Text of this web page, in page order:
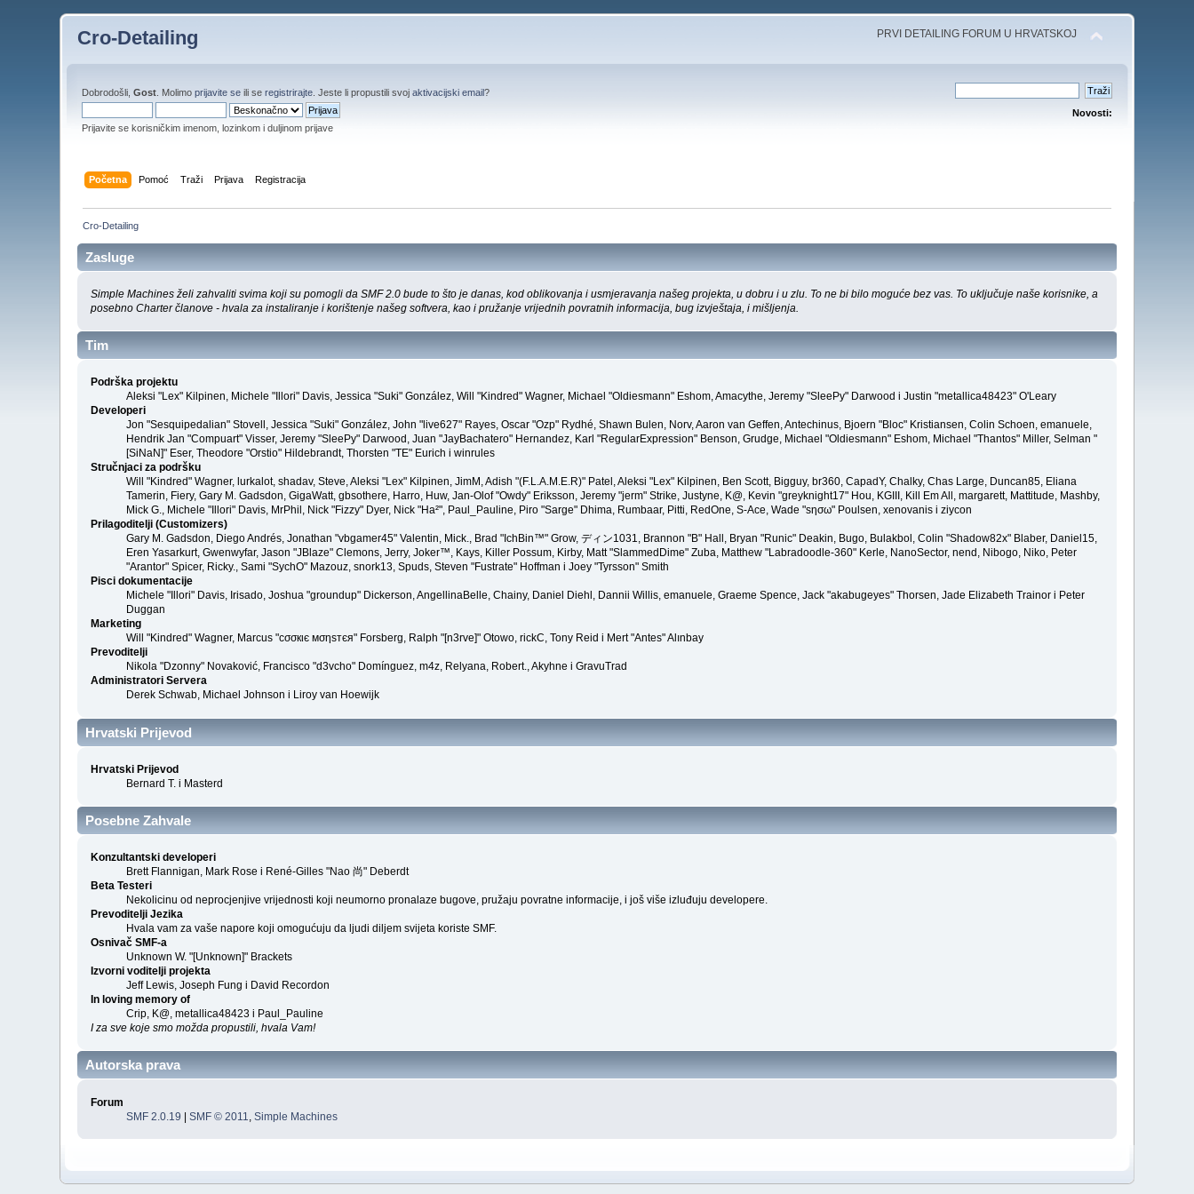
Cro-Detailing PRVI DETAILING FORUM U HRVATSKOJ
Dobrodošli,Gost . Molimoprijavite se ili seregistrirajte . Jeste li propustili svojaktivacijski email?
Prijavite se korisničkim imenom, lozinkom i duljinom prijave
Novosti:
Početna Pomoć Traži Prijava Registracija
Cro-Detailing
Zasluge
Simple Machines želi zahvaliti svima koji su pomogli da SMF 2.0 bude to što je danas, kod oblikovanja i usmjeravanja našeg projekta, u dobru i u zlu. To ne bi bilo moguće bez vas. To uključuje naše korisnike, a
posebno Charter članove - hvala za instaliranje i korištenje našeg softvera, kao i pružanje vrijednih povratnih informacija, bug izvještaja, i mišljenja.
Tim
Podrška projektu
Aleksi "Lex" Kilpinen, Michele "Illori" Davis, Jessica "Suki" González, Will "Kindred" Wagner, Michael "Oldiesmann" Eshom, Amacythe, Jeremy "SleePy" Darwood i Justin "metallica48423" O'Leary
Developeri
Jon "Sesquipedalian" Stovell, Jessica "Suki" González, John "live627" Rayes, Oscar "Ozp" Rydhé, Shawn Bulen, Norv, Aaron van Geffen, Antechinus, Bjoern "Bloc" Kristiansen, Colin Schoen, emanuele,
Hendrik Jan "Compuart" Visser, Jeremy "SleePy" Darwood, Juan "JayBachatero" Hernandez, Karl "RegularExpression" Benson, Grudge, Michael "Oldiesmann" Eshom, Michael "Thantos" Miller, Selman "
[SiNaN]" Eser, Theodore "Orstio" Hildebrandt, Thorsten "TE" Eurich i winrules
Stručnjaci za podršku
Will "Kindred" Wagner, lurkalot, shadav, Steve, Aleksi "Lex" Kilpinen, JimM, Adish "(F.L.A.M.E.R)" Patel, Aleksi "Lex" Kilpinen, Ben Scott, Bigguy, br360, CapadY, Chalky, Chas Large, Duncan85, Eliana
Tamerin, Fiery, Gary M. Gadsdon, GigaWatt, gbsothere, Harro, Huw, Jan-Olof "Owdy" Eriksson, Jeremy "jerm" Strike, Justyne, K@, Kevin "greyknight17" Hou, KGIII, Kill Em All, margarett, Mattitude, Mashby,
Mick G., Michele "Illori" Davis, MrPhil, Nick "Fizzy" Dyer, Nick "Ha²", Paul_Pauline, Piro "Sarge" Dhima, Rumbaar, Pitti, RedOne, S-Ace, Wade "sησω" Poulsen, xenovanis i ziycon
Prilagoditelji (Customizers)
Gary M. Gadsdon, Diego Andrés, Jonathan "vbgamer45" Valentin, Mick., Brad "IchBin™" Grow, ディン1031, Brannon "B" Hall, Bryan "Runic" Deakin, Bugo, Bulakbol, Colin "Shadow82x" Blaber, Daniel15,
Eren Yasarkurt, Gwenwyfar, Jason "JBlaze" Clemons, Jerry, Joker™, Kays, Killer Possum, Kirby, Matt "SlammedDime" Zuba, Matthew "Labradoodle-360" Kerle, NanoSector, nend, Nibogo, Niko, Peter
"Arantor" Spicer, Ricky., Sami "SychO" Mazouz, snork13, Spuds, Steven "Fustrate" Hoffman i Joey "Tyrsson" Smith
Pisci dokumentacije
Michele "Illori" Davis, Irisado, Joshua "groundup" Dickerson, AngellinaBelle, Chainy, Daniel Diehl, Dannii Willis, emanuele, Graeme Spence, Jack "akabugeyes" Thorsen, Jade Elizabeth Trainor i Peter
Duggan
Marketing
Will "Kindred" Wagner, Marcus "cσσкιє мσηѕтєя" Forsberg, Ralph "[n3rve]" Otowo, rickC, Tony Reid i Mert "Antes" Alınbay
Prevoditelji
Nikola "Dzonny" Novaković, Francisco "d3vcho" Domínguez, m4z, Relyana, Robert., Akyhne i GravuTrad
Administratori Servera
Derek Schwab, Michael Johnson i Liroy van Hoewijk
Hrvatski Prijevod
Hrvatski Prijevod
Bernard T. i Masterd
Posebne Zahvale
Konzultantski developeri
Brett Flannigan, Mark Rose i René-Gilles "Nao 尚" Deberdt
Beta Testeri
Nekolicinu od neprocjenjive vrijednosti koji neumorno pronalaze bugove, pružaju povratne informacije, i još više izluđuju developere.
Prevoditelji Jezika
Hvala vam za vaše napore koji omogućuju da ljudi diljem svijeta koriste SMF.
Osnivač SMF-a
Unknown W. "[Unknown]" Brackets
Izvorni voditelji projekta
Jeff Lewis, Joseph Fung i David Recordon
In loving memory of
Crip, K@, metallica48423 i Paul_Pauline
I za sve koje smo možda propustili, hvala Vam!
Autorska prava
Forum
SMF 2.0.19 |SMF © 2011 ,Simple Machines